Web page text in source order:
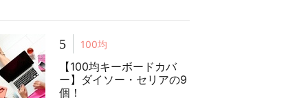
5 100均
【100均キーボードカバ
ー】ダイソー・セリアの9
個！